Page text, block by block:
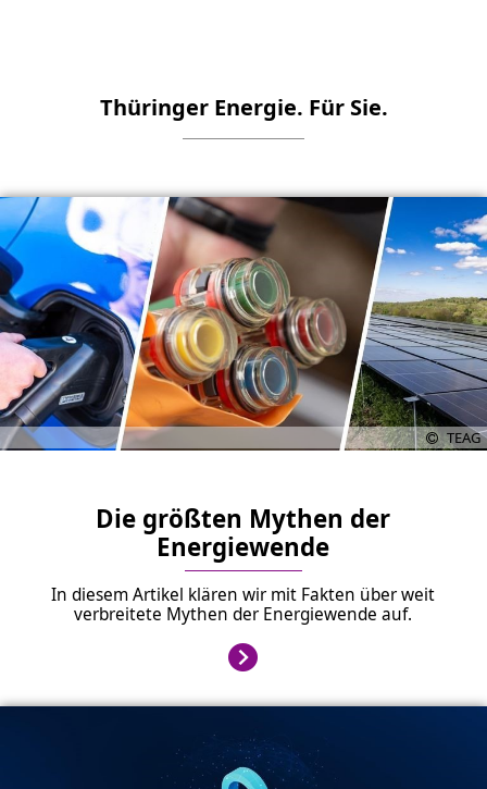
Thüringer Energie. Für Sie.
TEAG
Die größten Mythen der
Energiewende
In diesem Artikel klären wir mit Fakten über weit
verbreitete Mythen der Energiewende auf.